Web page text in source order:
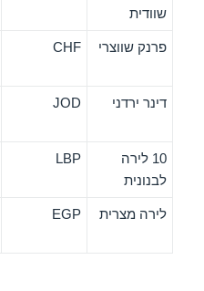
שוודית
פרנק שווצרי CHF
דינר ירדני JOD
10 לירה
לבנונית
LBP
לירה מצרית EGP